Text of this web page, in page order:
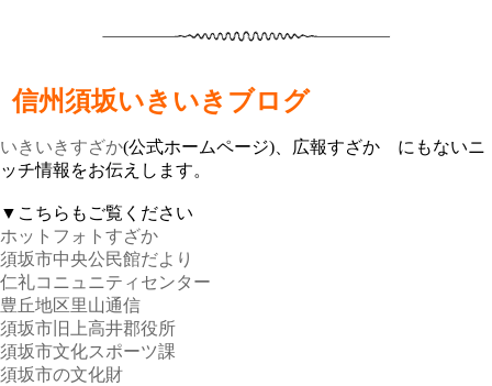
信州須坂いきいきブログ
いきいきすざか(公式ホームページ)、広報すざか にもないニ
ッチ情報をお伝えします。
▼こちらもご覧ください
ホットフォトすざか
須坂市中央公民館だより
仁礼コニュニティセンター
豊丘地区里山通信
須坂市旧上高井郡役所
須坂市文化スポーツ課
須坂市の文化財